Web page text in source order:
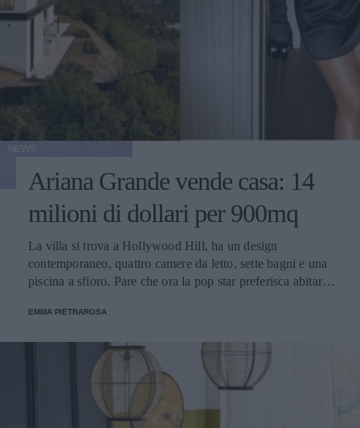
Ariana Grande vende casa: 14
milioni di dollari per 900mq
La villa si trova a Hollywood Hill, ha un design
contemporaneo, quattro camere da letto, sette bagni e una
piscina a sfioro. Pare che ora la pop star preferisca abitare
quartiere.
EMMA PIETRAROSA